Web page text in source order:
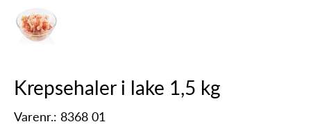
Krepsehaler i lake 1,5 kg
Varenr.: 8368 01